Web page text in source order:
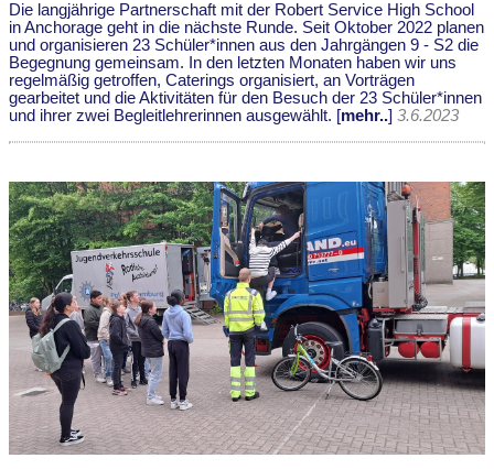
Die langjährige Partnerschaft mit der Robert Service High School
in Anchorage geht in die nächste Runde. Seit Oktober 2022 planen
und organisieren 23 Schüler*innen aus den Jahrgängen 9 - S2 die
Begegnung gemeinsam. In den letzten Monaten haben wir uns
regelmäßig getroffen, Caterings organisiert, an Vorträgen
gearbeitet und die Aktivitäten für den Besuch der 23 Schüler*innen
und ihrer zwei Begleitlehrerinnen ausgewählt. [mehr..] 3.6.2023